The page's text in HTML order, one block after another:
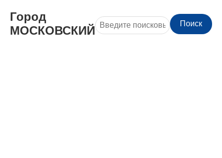
Город
МОСКОВСКИЙ
Поиск